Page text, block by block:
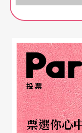
本進修，當地因
樂譜、舞譜等重
本的皇宮與家族
代舞蹈的劉鳳學
文獻，並利用拉
原本死去、只留
投票
票選你心